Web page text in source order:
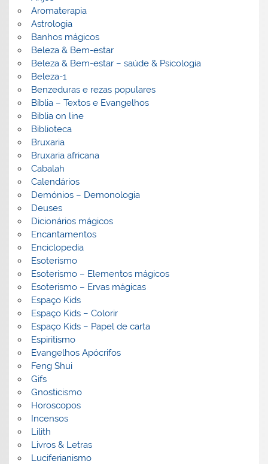
Aromaterapia
Astrologia
Banhos mágicos
Beleza & Bem-estar
Beleza & Bem-estar – saúde & Psicologia
Beleza-1
Benzeduras e rezas populares
Bíblia – Textos e Evangelhos
Biblia on line
Biblioteca
Bruxaria
Bruxaria africana
Cabalah
Calendários
Demónios – Demonologia
Deuses
Dicionários mágicos
Encantamentos
Enciclopedia
Esoterismo
Esoterismo – Elementos mágicos
Esoterismo – Ervas mágicas
Espaço Kids
Espaço Kids – Colorir
Espaço Kids – Papel de carta
Espiritismo
Evangelhos Apócrifos
Feng Shui
Gifs
Gnosticismo
Horoscopos
Incensos
Lilith
Livros & Letras
Luciferianismo